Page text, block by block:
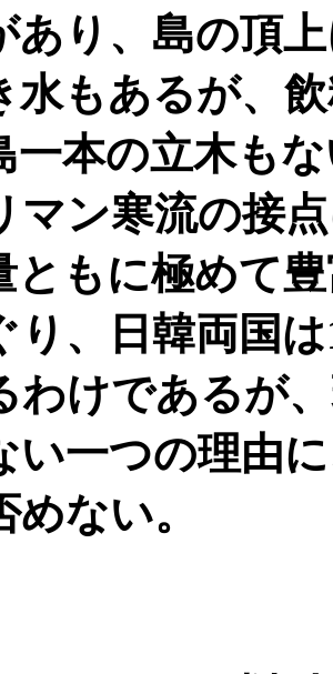
あり、島の頂
水もあるが、
一本の立木も
マン寒流の接
ともに極めて
り、日韓両国
わけであるが
い一つの理由
ない。